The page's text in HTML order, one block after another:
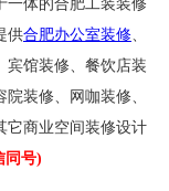
一体的合肥工装装修
供合肥办公室装修
宾馆装修、 餐饮店装
装修、网咖装修、
它商业空间装修设计
同号)